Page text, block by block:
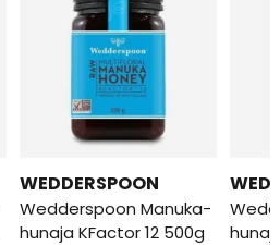
WEDDERSPOON
Wedderspoon Manuka-
hunaja KFactor 12 500g